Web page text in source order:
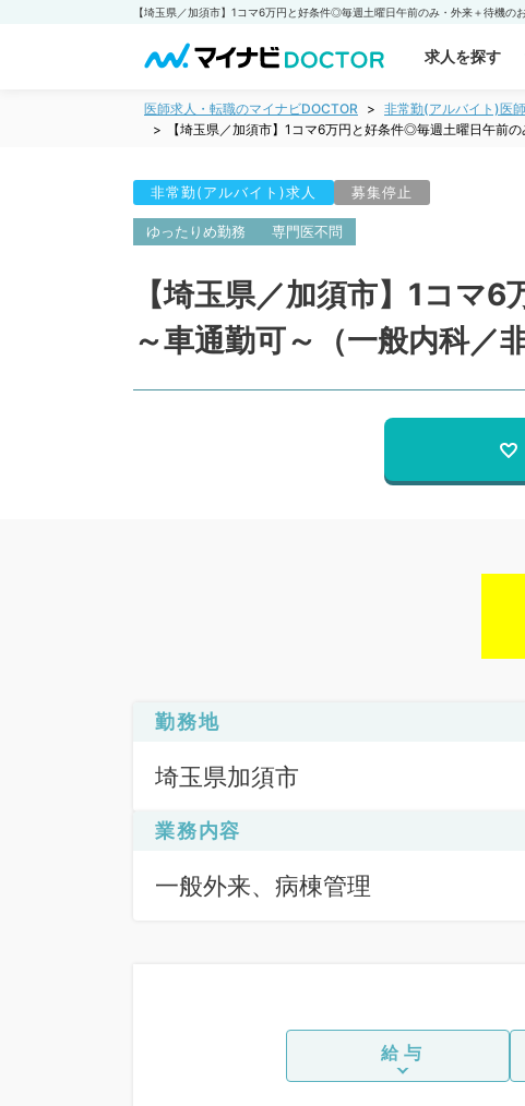
求人を探す
医師求人・転職のマイナビDOCTOR 非常勤(アルバイト)医
【埼玉県／加須市】1コマ6万円と好条件◎毎週土曜日午前
非常勤(アルバイト)求人 募集停止
ゆったりめ勤務 専門医不問
【埼玉県／加須市】1コマ
～車通勤可～（一般内科／非
勤務地
埼玉県加須市
業務内容
一般外来、病棟管理
給与